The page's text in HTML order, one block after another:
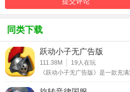
同类下载
跃动小子无广告版
111.38M 19 人在玩
《跃动小子无广告版》是一款充